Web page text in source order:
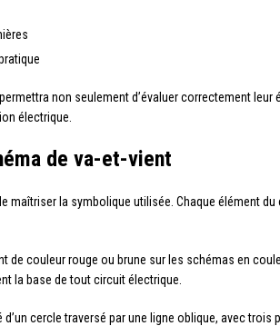
non seulement d’évaluer correctement
électrique.
de va-et-vient
la symbolique utilisée. Chaque élément
de couleur rouge ou brune sur les schémas en
la base de tout circuit électrique.
cercle traversé par une ligne oblique, avec